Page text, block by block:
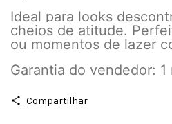
Ideal para looks
cheios de atitude.
ou momentos de lazer
Garantia do vendedor: 1
Compartilhar